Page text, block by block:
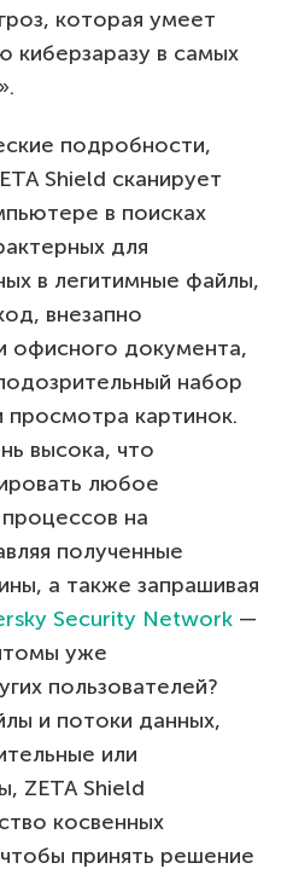
которая умеет
киберзаразу в самых
подробности,
Shield сканирует
в поисках
для
в легитимные файлы,
внезапно
офисного документа,
набор
картинок.
высока, что
любое
на
полученные
а также запрашивая
Security Network —
уже
пользователей?
и потоки данных,
или
ZETA Shield
косвенных
принять решение